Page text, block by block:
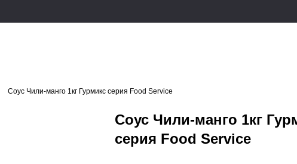
Соус Чили-манго 1кг Гурмикс серия Food Service
Соус Чили-манго 1кг
серия Food Service